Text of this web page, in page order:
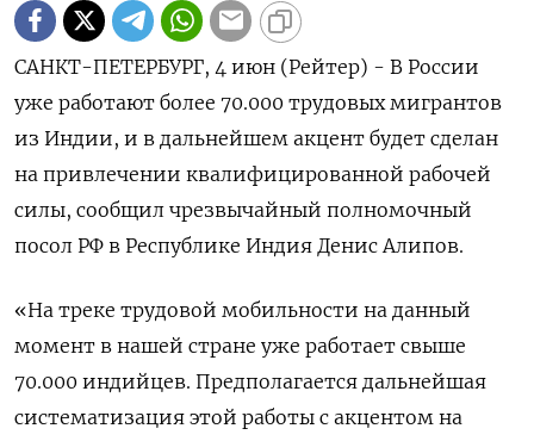
САНКТ-ПЕТЕРБУРГ, 4 июн (Рейтер) - В России
уже работают более 70.000 трудовых мигрантов
из Индии, и в дальнейшем акцент будет сделан
на привлечении квалифицированной рабочей
силы, сообщил чрезвычайный полномочный
посол РФ в Республике Индия Денис Алипов.
«На треке трудовой мобильности на данный
момент в нашей стране уже работает свыше
70.000 индийцев. Предполагается дальнейшая
систематизация этой работы с акцентом на